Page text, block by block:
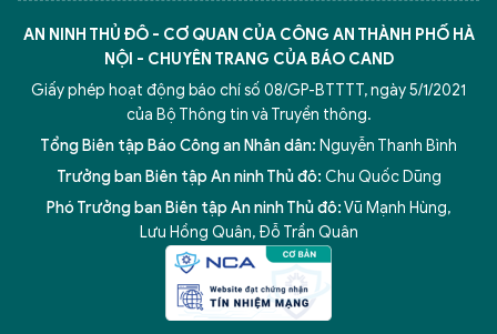
AN NINH THỦ ĐÔ - CƠ QUAN CỦA CÔNG AN THÀNH PHỐ HÀ
NỘI - CHUYÊN TRANG CỦA BÁO CAND
Giấy phép hoạt động báo chí số 08/GP-BTTTT, ngày 5/1/2021
của Bộ Thông tin và Truyền thông.
Tổng Biên tập Báo Công an Nhân dân: Nguyễn Thanh Bình
Trưởng ban Biên tập An ninh Thủ đô: Chu Quốc Dũng
Phó Trưởng ban Biên tập An ninh Thủ đô:Vũ Mạnh Hùng,
Lưu Hồng Quân, Đỗ Trần Quân
5 điểm nghẽn của Hà Nội giải pháp xử lý điểm nghẽn của